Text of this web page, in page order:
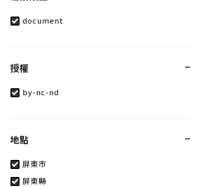
document
授權
by-nc-nd
地點
屏東市
屏東縣